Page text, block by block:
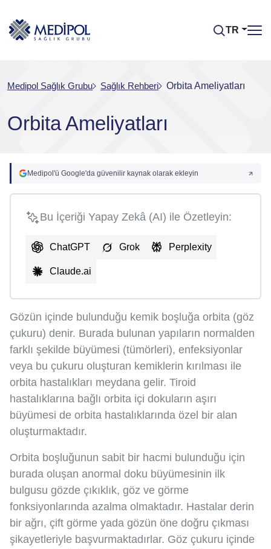
TR
Medipol Sağlık Grubu Sağlık Rehberi Orbita Ameliyatları
Orbita Ameliyatları
Medipol'ü Google'da güvenilir kaynak olarak ekleyin
Bu İçeriği Yapay Zekâ (AI) ile Özetleyin:
ChatGPT Grok Perplexity
Claude.ai
Gözün içinde bulunduğu kemik boşluğa orbita (göz
çukuru) denir. Burada bulunan yapıların normalden
farklı şekilde büyümesi (tümörleri), enfeksiyonlar
veya bu çukuru oluşturan kemiklerin kırılması ile
orbita hastalıkları meydana gelir. Tiroid
hastalıklarına bağlı orbita içi dokuların aşırı
büyümesi de orbita hastalıklarında özel bir alan
oluşturmaktadır.
Orbita boşluğunun sabit bir hacmi bulunduğu için
burada oluşan anormal doku büyümesinin ilk
bulgusu gözde çıkıklık, göz ve görme
fonksiyonlarında azalma olmaktadır. Hastalar derin
bir ağrı, çift görme yada gözün öne doğru çıkması
şikayetleriyle başvurmaktadırlar. Göz çukuru içinde